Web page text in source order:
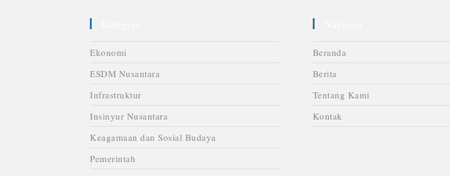
Ekonomi
ESDM Nusantara
Infrastruktur
Insinyur Nusantara
Keagamaan dan Sosial Budaya
Pemerintah
Beranda
Berita
Tentang Kami
Kontak